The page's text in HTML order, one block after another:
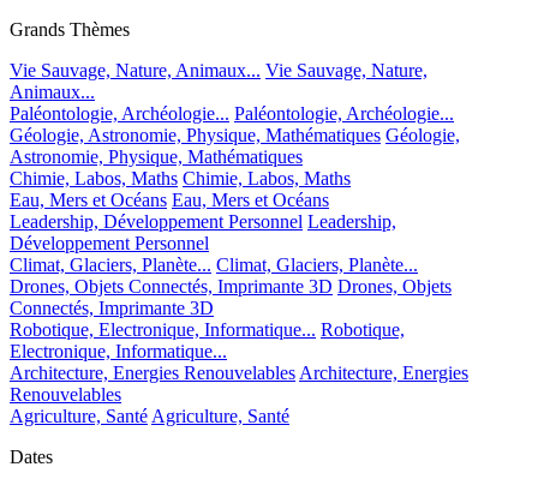
Grands Thèmes
Vie Sauvage, Nature, Animaux... Vie Sauvage, Nature,
Animaux...
Paléontologie, Archéologie... Paléontologie, Archéologie...
Géologie, Astronomie, Physique, Mathématiques Géologie,
Astronomie, Physique, Mathématiques
Chimie, Labos, Maths Chimie, Labos, Maths
Eau, Mers et Océans Eau, Mers et Océans
Leadership, Développement Personnel Leadership,
Développement Personnel
Climat, Glaciers, Planète... Climat, Glaciers, Planète...
Drones, Objets Connectés, Imprimante 3D Drones, Objets
Connectés, Imprimante 3D
Robotique, Electronique, Informatique... Robotique,
Electronique, Informatique...
Architecture, Energies Renouvelables Architecture, Energies
Renouvelables
Agriculture, Santé Agriculture, Santé
Dates